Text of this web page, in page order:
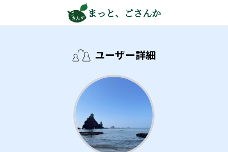
まっと、ごさんか
ユーザー詳細